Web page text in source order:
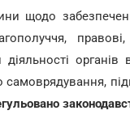
щодо
діяльності органів
самоврядування,